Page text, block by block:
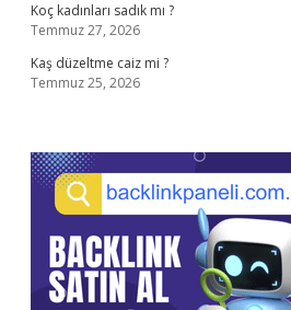
Koç kadınları sadık mı ?
Temmuz 27, 2026
Kaş düzeltme caiz mi ?
Temmuz 25, 2026